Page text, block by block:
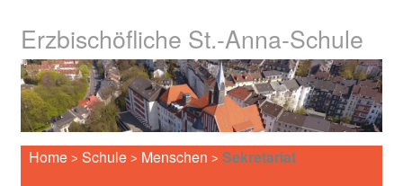
Erzbischöfliche St.-Anna-Schule
Home > Schule > Menschen > Sekretariat